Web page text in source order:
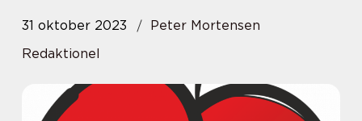
31 oktober 2023
Peter Mortensen
Redaktionel